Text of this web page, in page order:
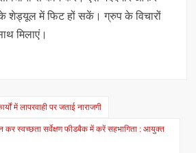
शेड्यूल में फिट हों सकें। ग्रुप के विचारों
मिलाएं।
में लापरवाही पर जताई नाराजगी
स्वच्छता सर्वेक्षण फीडबैक में करें सहभागिता : आयुक्त